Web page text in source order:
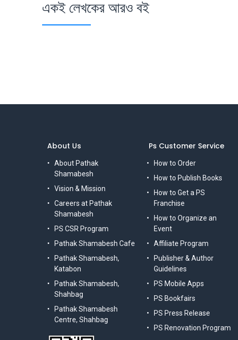
একই লেখকের আরও বই
Ps Customer Service
How to Order
How to Publish Books
How to Get a PS
Franchise
How to Organize an
Event
Affiliate Program
Publisher & Author
Guidelines
PS Mobile Apps
PS Bookfairs
PS Press Release
PS Renovation Program
About Us
About Pathak
Shamabesh
Vision & Mission
Careers at Pathak
Shamabesh
PS CSR Program
Pathak Shamabesh Cafe
Pathak Shamabesh,
Katabon
Pathak Shamabesh,
Shahbag
Pathak Shamabesh
Centre, Shahbag